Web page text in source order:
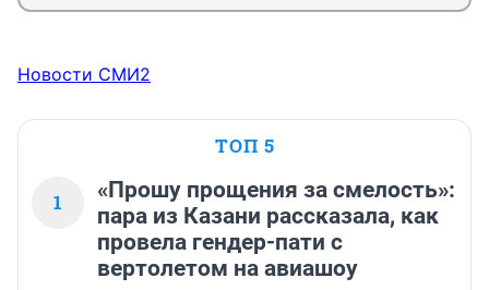
Новости СМИ2
ТОП 5
1
«Прошу прощения за смелость»:
пара из Казани рассказала, как
провела гендер-пати с
вертолетом на авиашоу